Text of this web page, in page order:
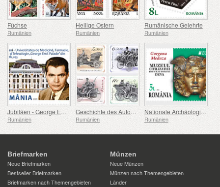
Füchse
Rumänien
Heilige Ostern
Rumänien
Rumänische Gelehrte
Rumänien
Jubiläen - George Emil Palade Universität für Medizin, Pharmazie, Naturwissenschaften und Technologie von Targu Mures
Rumänien
Geschichte des Automobils (II)
Rumänien
Nationale Archäologische Entdeckungen
Rumänien
Briefmarken
Neue Briefmarken
Bestseller Briefmarken
Briefmarken nach Themengebieten
Münzen
Neue Münzen
Münzen nach Themengebieten
Länder